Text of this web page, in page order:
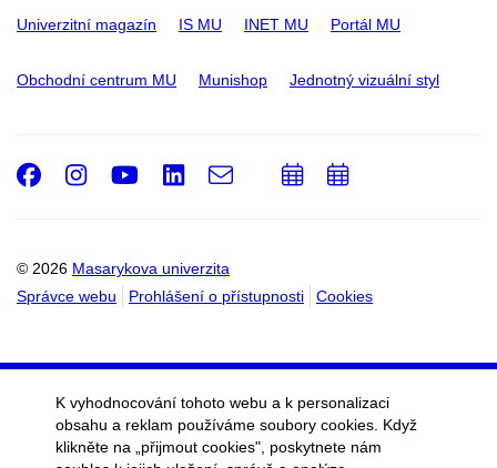
Univerzitní magazín IS MU INET MU Portál MU
Obchodní centrum MU Munishop Jednotný vizuální styl
© 2026 Masarykova univerzita
Správce webu
Prohlášení o přístupnosti Cookies
Facebook
Instagram
Youtube
LinkedIn
e-
PřidatPřidat
K vyhodnocování tohoto webu a k personalizaci
obsahu a reklam používáme soubory cookies. Když
klikněte na „přijmout cookies", poskytnete nám